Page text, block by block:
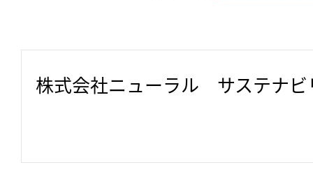
株式会社ニューラル　サステナ